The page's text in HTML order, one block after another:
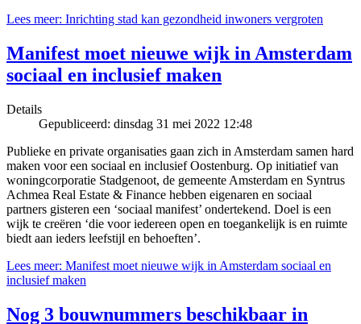
Lees meer: Inrichting stad kan gezondheid inwoners vergroten
Manifest moet nieuwe wijk in Amsterdam
sociaal en inclusief maken
Details
Gepubliceerd: dinsdag 31 mei 2022 12:48
Publieke en private organisaties gaan zich in Amsterdam samen hard
maken voor een sociaal en inclusief Oostenburg. Op initiatief van
woningcorporatie Stadgenoot, de gemeente Amsterdam en Syntrus
Achmea Real Estate & Finance hebben eigenaren en sociaal
partners gisteren een ‘sociaal manifest’ ondertekend. Doel is een
wijk te creëren ‘die voor iedereen open en toegankelijk is en ruimte
biedt aan ieders leefstijl en behoeften’.
Lees meer: Manifest moet nieuwe wijk in Amsterdam sociaal en
inclusief maken
Nog 3 bouwnummers beschikbaar in